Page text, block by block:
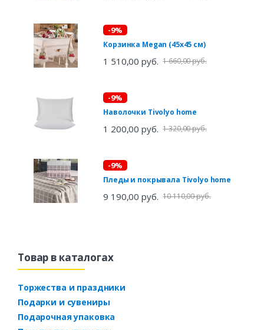
-9%
Корзинка Megan (45х45 см)
1 510,00 руб. 1 660,00 руб.
-9%
Наволочки Tivolyo home
1 200,00 руб. 1 320,00 руб.
-9%
Пледы и покрывала Tivolyo home
9 190,00 руб. 10 110,00 руб.
Товар в каталогах
Торжества и праздники
Подарки и сувениры
Подарочная упаковка